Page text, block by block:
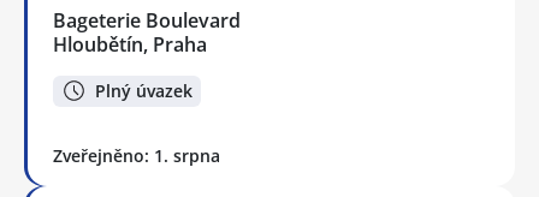
Bageterie Boulevard
Hloubětín, Praha
Plný úvazek
Zveřejněno: 1. srpna